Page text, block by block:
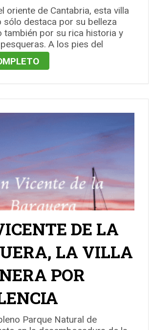
oriente de Cantabria, esta villa
sólo destaca por su belleza
también por su rica historia y
A los pies del
Buciero y acariciada por
Río Asón, Santoña ofrece un
DE LA
LA VILLA
POR
Parque Natural de